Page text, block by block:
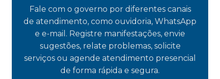
Fale com o governo por diferentes canais
de atendimento, como ouvidoria, WhatsApp
e e-mail. Registre manifestações, envie
sugestões, relate problemas, solicite
serviços ou agende atendimento presencial
de forma rápida e segura.